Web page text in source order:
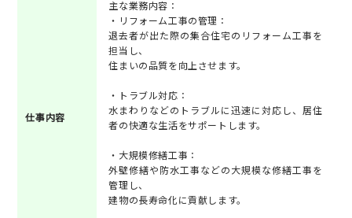
仕事内容
主な業務内容：
・リフォーム工事の管理：
退去者が出た際の集合住宅のリフォーム工事を
担当し、
住まいの品質を向上させます。
・トラブル対応：
水まわりなどのトラブルに迅速に対応し、居住
者の快適な生活をサポートします。
・大規模修繕工事：
外壁修繕や防水工事などの大規模な修繕工事を
管理し、
建物の長寿命化に貢献します。